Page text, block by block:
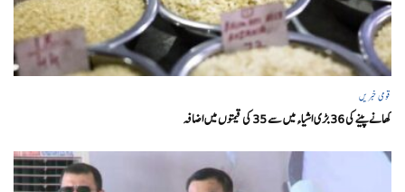
قومی خبریں
کھانے پینے کی 36 بڑی اشیاء میں سے 35 کی قیمتوں میں اضافہ